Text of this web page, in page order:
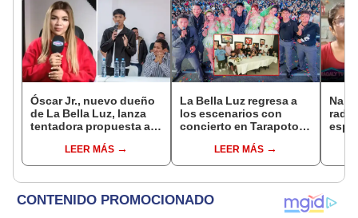
Óscar Jr., nuevo dueño
de La Bella Luz, lanza
tentadora propuesta a
denuncia por
tocamientos: “Va a
LEER MÁS
La Bella Luz regresa a
los escenarios con
concierto en Tarapoto
Óscar Junior
LEER MÁS